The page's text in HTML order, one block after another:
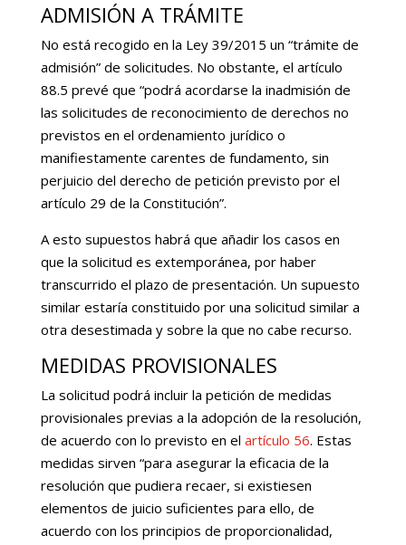
ADMISIÓN A TRÁMITE
No está recogido en la Ley 39/2015 un “trámite de
admisión” de solicitudes. No obstante, el artículo
88.5 prevé que “podrá acordarse la inadmisión de
las solicitudes de reconocimiento de derechos no
previstos en el ordenamiento jurídico o
manifiestamente carentes de fundamento, sin
perjuicio del derecho de petición previsto por el
artículo 29 de la Constitución”.
A esto supuestos habrá que añadir los casos en
que la solicitud es extemporánea, por haber
transcurrido el plazo de presentación. Un supuesto
similar estaría constituido por una solicitud similar a
otra desestimada y sobre la que no cabe recurso.
MEDIDAS PROVISIONALES
La solicitud podrá incluir la petición de medidas
provisionales previas a la adopción de la resolución,
de acuerdo con lo previsto en el artículo 56. Estas
medidas sirven “para asegurar la eficacia de la
resolución que pudiera recaer, si existiesen
elementos de juicio suficientes para ello, de
acuerdo con los principios de proporcionalidad,